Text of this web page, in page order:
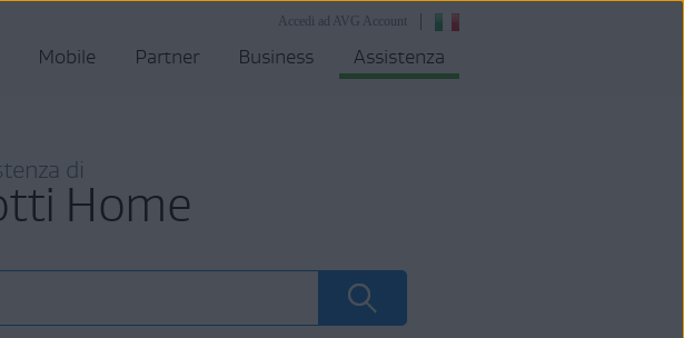
Accedi ad AVG Account
Mobile Partner Business Assistenza
di
Home